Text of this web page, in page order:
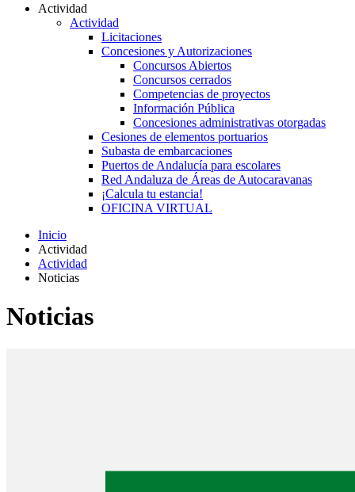
Actividad
Actividad
Licitaciones
Concesiones y Autorizaciones
Concursos Abiertos
Concursos cerrados
Competencias de proyectos
Información Pública
Concesiones administrativas otorgadas
Cesiones de elementos portuarios
Subasta de embarcaciones
Puertos de Andalucía para escolares
Red Andaluza de Áreas de Autocaravanas
¡Calcula tu estancia!
OFICINA VIRTUAL
Inicio
Actividad
Actividad
Noticias
Noticias